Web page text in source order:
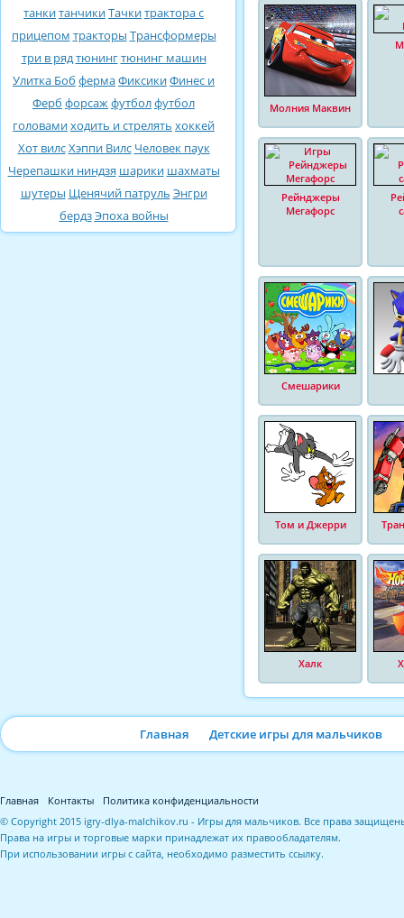
танкитанчикиТачкитрактора с
прицепом тракторы Трансформеры
три в рядтюнингтюнинг машин
Улитка Боб фермаФиксикиФинес и
Ферб форсажфутболфутбол
головамиходить и стрелять хоккей
Хот вилсХэппи Вилс Человек паук
Черепашки ниндзя шарики шахматы
шутеры Щенячий патруль Энгри
бердзЭпоха войны
Молния Маквин
Рейнджеры
Мегафорс
Смешарики
Том и Джерри
Халк
Главная Детские игры для мальчиков
Главная Контакты
Политика конфиденциальности
© Copyright 2015 igry-dlya-malchikov.ru - Игры для мальчиков. Все права
Права на игры и торговые марки принадлежат их правообладателям.
При использовании игры с сайта, необходимо разместить ссылку.